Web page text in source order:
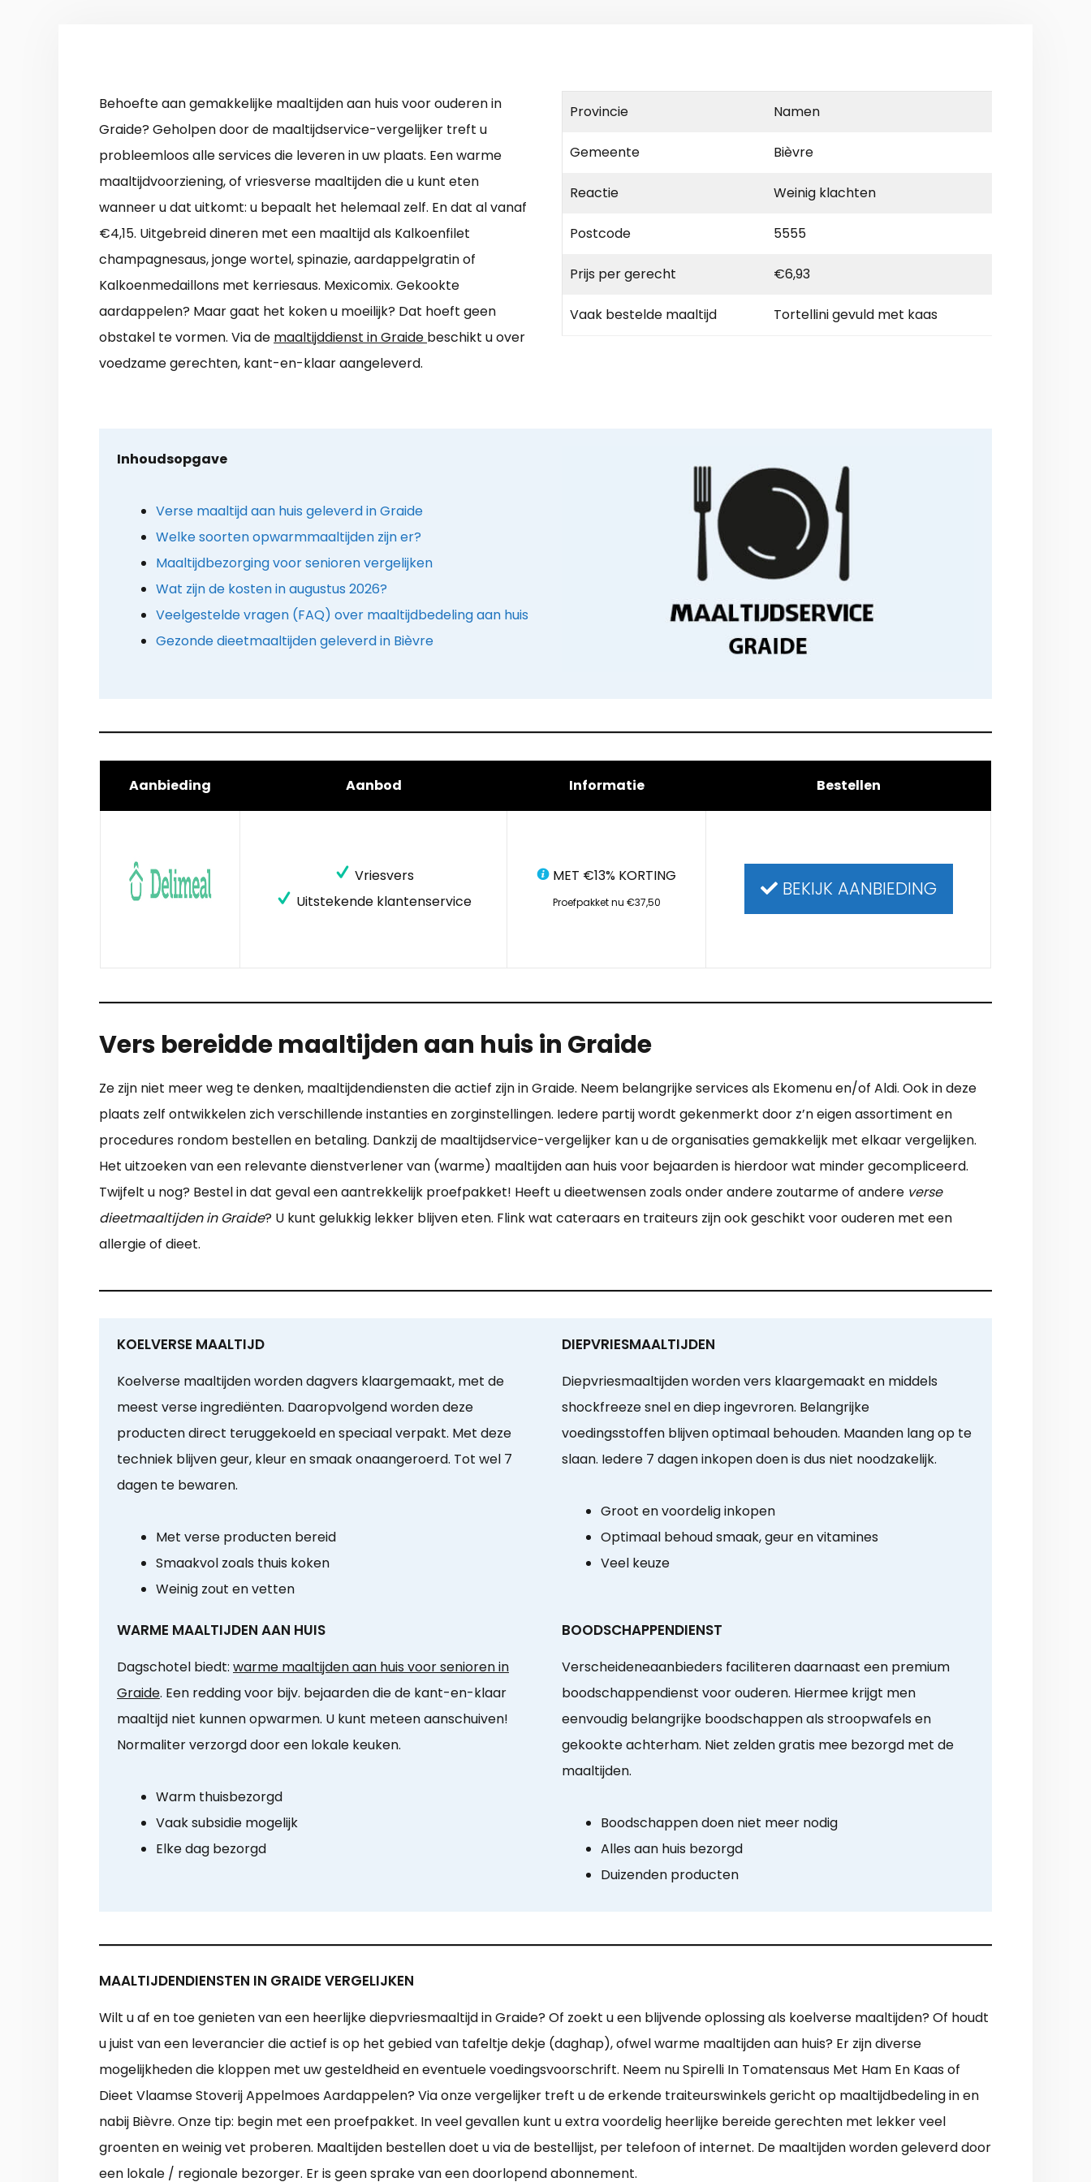
Behoefte aan gemakkelijke maaltijden aan huis voor ouderen in
Graide? Geholpen door de maaltijdservice-vergelijker treft u
probleemloos alle services die leveren in uw plaats. Een warme
maaltijdvoorziening, of vriesverse maaltijden die u kunt eten
wanneer u dat uitkomt: u bepaalt het helemaal zelf. En dat al vanaf
€4,15. Uitgebreid dineren met een maaltijd als Kalkoenfilet
champagnesaus, jonge wortel, spinazie, aardappelgratin of
Kalkoenmedaillons met kerriesaus. Mexicomix. Gekookte
aardappelen? Maar gaat het koken u moeilijk? Dat hoeft geen
obstakel te vormen. Via de maaltijddienst in Graide beschikt u over
voedzame gerechten, kant-en-klaar aangeleverd.
Provincie Namen
Gemeente Bièvre
Reactie Weinig klachten
Postcode 5555
Prijs per gerecht €6,93
Vaak bestelde maaltijd Tortellini gevuld met kaas
Inhoudsopgave
Verse maaltijd aan huis geleverd in Graide
Welke soorten opwarmmaaltijden zijn er?
Maaltijdbezorging voor senioren vergelijken
Wat zijn de kosten in augustus 2026?
Veelgestelde vragen (FAQ) over maaltijdbedeling aan huis
Gezonde dieetmaaltijden geleverd in Bièvre
Aanbieding Aanbod Informatie Bestellen
Vriesvers
Uitstekende klantenservice
MET €13% KORTING
Proefpakket nu €37,50
BEKIJK AANBIEDING
Vers bereidde maaltijden aan huis in Graide
Ze zijn niet meer weg te denken, maaltijdendiensten die actief zijn in Graide. Neem belangrijke services als Ekomenu en/of Aldi. Ook in deze
plaats zelf ontwikkelen zich verschillende instanties en zorginstellingen. Iedere partij wordt gekenmerkt door z’n eigen assortiment en
procedures rondom bestellen en betaling. Dankzij de maaltijdservice-vergelijker kan u de organisaties gemakkelijk met elkaar vergelijken.
Het uitzoeken van een relevante dienstverlener van (warme) maaltijden aan huis voor bejaarden is hierdoor wat minder gecompliceerd.
Twijfelt u nog? Bestel in dat geval een aantrekkelijk proefpakket! Heeft u dieetwensen zoals onder andere zoutarme of andere verse
dieetmaaltijden in Graide? U kunt gelukkig lekker blijven eten. Flink wat cateraars en traiteurs zijn ook geschikt voor ouderen met een
allergie of dieet.
KOELVERSE MAALTIJD
Koelverse maaltijden worden dagvers klaargemaakt, met de
meest verse ingrediënten. Daaropvolgend worden deze
producten direct teruggekoeld en speciaal verpakt. Met deze
techniek blijven geur, kleur en smaak onaangeroerd. Tot wel 7
dagen te bewaren.
Met verse producten bereid
Smaakvol zoals thuis koken
Weinig zout en vetten
DIEPVRIESMAALTIJDEN
Diepvriesmaaltijden worden vers klaargemaakt en middels
shockfreeze snel en diep ingevroren. Belangrijke
voedingsstoffen blijven optimaal behouden. Maanden lang op te
slaan. Iedere 7 dagen inkopen doen is dus niet noodzakelijk.
Groot en voordelig inkopen
Optimaal behoud smaak, geur en vitamines
Veel keuze
WARME MAALTIJDEN AAN HUIS
Dagschotel biedt: warme maaltijden aan huis voor senioren in
Graide. Een redding voor bijv. bejaarden die de kant-en-klaar
maaltijd niet kunnen opwarmen. U kunt meteen aanschuiven!
Normaliter verzorgd door een lokale keuken.
Warm thuisbezorgd
Vaak subsidie mogelijk
Elke dag bezorgd
BOODSCHAPPENDIENST
Verscheideneaanbieders faciliteren daarnaast een premium
boodschappendienst voor ouderen. Hiermee krijgt men
eenvoudig belangrijke boodschappen als stroopwafels en
gekookte achterham. Niet zelden gratis mee bezorgd met de
maaltijden.
Boodschappen doen niet meer nodig
Alles aan huis bezorgd
Duizenden producten
MAALTIJDENDIENSTEN IN GRAIDE VERGELIJKEN
Wilt u af en toe genieten van een heerlijke diepvriesmaaltijd in Graide? Of zoekt u een blijvende oplossing als koelverse maaltijden? Of houdt
u juist van een leverancier die actief is op het gebied van tafeltje dekje (daghap), ofwel warme maaltijden aan huis? Er zijn diverse
mogelijkheden die kloppen met uw gesteldheid en eventuele voedingsvoorschrift. Neem nu Spirelli In Tomatensaus Met Ham En Kaas of
Dieet Vlaamse Stoverij Appelmoes Aardappelen? Via onze vergelijker treft u de erkende traiteurswinkels gericht op maaltijdbedeling in en
nabij Bièvre. Onze tip: begin met een proefpakket. In veel gevallen kunt u extra voordelig heerlijke bereide gerechten met lekker veel
groenten en weinig vet proberen. Maaltijden bestellen doet u via de bestellijst, per telefoon of internet. De maaltijden worden geleverd door
een lokale / regionale bezorger. Er is geen sprake van een doorlopend abonnement.